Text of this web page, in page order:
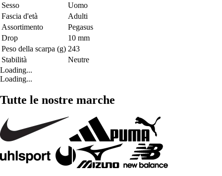
Sesso
Uomo
Fascia d'età
Adulti
Assortimento
Pegasus
Drop
10 mm
Peso della scarpa (g) 243
Stabilità
Neutre
Loading...
Loading...
Tutte le nostre marche